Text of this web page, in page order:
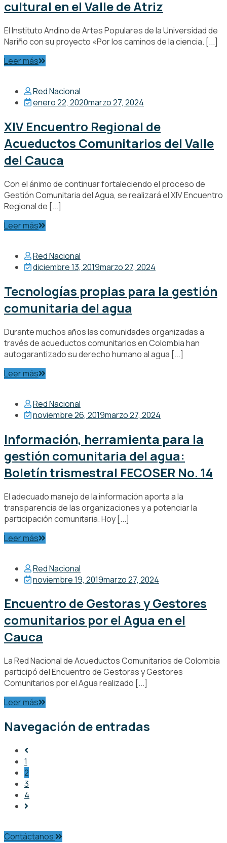
cultural en el Valle de Atriz
El Instituto Andino de Artes Populares de la Universidad de
Nariño con su proyecto «Por los caminos de la ciencia. [...]
Leer más
Red Nacional
enero 22, 2020marzo 27, 2024
XIV Encuentro Regional de
Acueductos Comunitarios del Valle
del Cauca
Con el ánimo de continuar fortaleciendo el proceso de
Gestión Comunitaria del Agua, se realizará el XIV Encuentro
Regional de [...]
Leer más
Red Nacional
diciembre 13, 2019marzo 27, 2024
Tecnologías propias para la gestión
comunitaria del agua
Durante muchos años las comunidades organizadas a
través de acueductos comunitarios en Colombia han
autogarantizado su derecho humano al agua [...]
Leer más
Red Nacional
noviembre 26, 2019marzo 27, 2024
Información, herramienta para la
gestión comunitaria del agua:
Boletín trismestral FECOSER No. 14
El adecuado manejo de la información aporta a la
transparencia de las organizaciones y a potenciar la
participación comunitaria. Hoy [...]
Leer más
Red Nacional
noviembre 19, 2019marzo 27, 2024
Encuentro de Gestoras y Gestores
comunitarios por el Agua en el
Cauca
La Red Nacional de Acueductos Comunitarios de Colombia
participó del Encuentro de Gestoras y Gestores
Comunitarios por el Agua realizado [...]
Leer más
Navegación de entradas
1
2
3
4
Contáctanos